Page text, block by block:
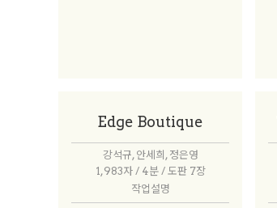
Edge Boutique
강석규, 안세희, 정은영
1,983자 / 4분 / 도판 7장
작업설명